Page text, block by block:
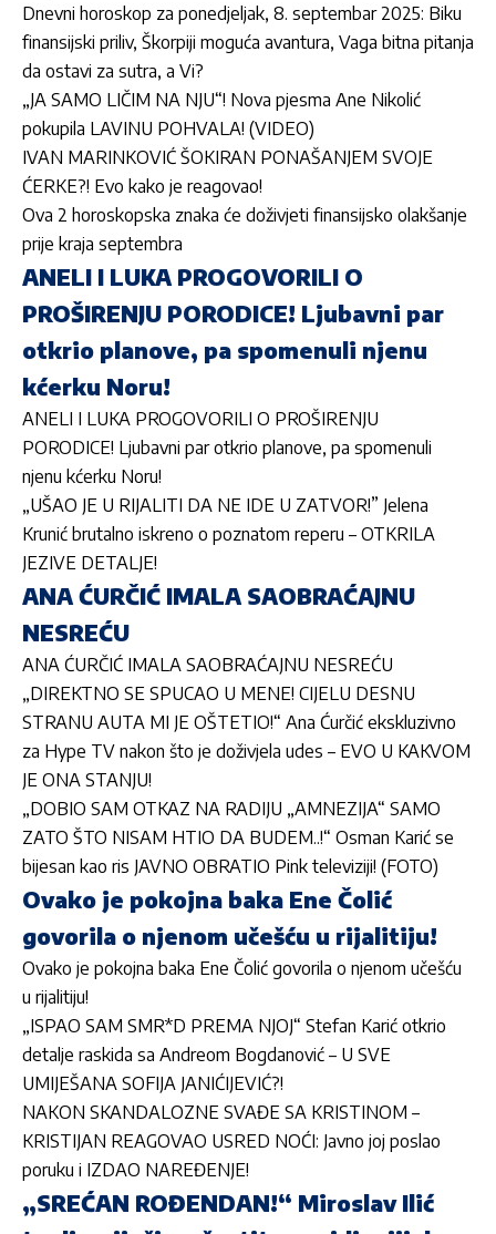
Dnevni horoskop za ponedjeljak, 8. septembar 2025: Biku
finansijski priliv, Škorpiji moguća avantura, Vaga bitna pitanja
da ostavi za sutra, a Vi?
„JA SAMO LIČIM NA NJU“! Nova pjesma Ane Nikolić
pokupila LAVINU POHVALA! (VIDEO)
IVAN MARINKOVIĆ ŠOKIRAN PONAŠANJEM SVOJE
ĆERKE?! Evo kako je reagovao!
Ova 2 horoskopska znaka će doživjeti finansijsko olakšanje
prije kraja septembra
ANELI I LUKA PROGOVORILI O
PROŠIRENJU PORODICE! Ljubavni par
otkrio planove, pa spomenuli njenu
kćerku Noru!
ANELI I LUKA PROGOVORILI O PROŠIRENJU
PORODICE! Ljubavni par otkrio planove, pa spomenuli
njenu kćerku Noru!
„UŠAO JE U RIJALITI DA NE IDE U ZATVOR!” Jelena
Krunić brutalno iskreno o poznatom reperu – OTKRILA
JEZIVE DETALJE!
ANA ĆURČIĆ IMALA SAOBRAĆAJNU
NESREĆU
ANA ĆURČIĆ IMALA SAOBRAĆAJNU NESREĆU
„DIREKTNO SE SPUCAO U MENE! CIJELU DESNU
STRANU AUTA MI JE OŠTETIO!“ Ana Ćurčić ekskluzivno
za Hype TV nakon što je doživjela udes – EVO U KAKVOM
JE ONA STANJU!
„DOBIO SAM OTKAZ NA RADIJU „AMNEZIJA“ SAMO
ZATO ŠTO NISAM HTIO DA BUDEM..!“ Osman Karić se
bijesan kao ris JAVNO OBRATIO Pink televiziji! (FOTO)
Ovako je pokojna baka Ene Čolić
govorila o njenom učešću u rijalitiju!
Ovako je pokojna baka Ene Čolić govorila o njenom učešću
u rijalitiju!
„ISPAO SAM SMR*D PREMA NJOJ“ Stefan Karić otkrio
detalje raskida sa Andreom Bogdanović – U SVE
UMIJEŠANA SOFIJA JANIĆIJEVIĆ?!
NAKON SKANDALOZNE SVAĐE SA KRISTINOM –
KRISTIJAN REAGOVAO USRED NOĆI: Javno joj poslao
poruku i IZDAO NAREĐENJE!
„SREĆAN ROĐENDAN!“ Miroslav Ilić